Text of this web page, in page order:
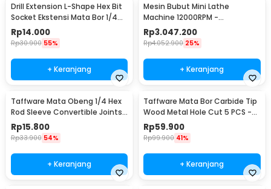
Drill Extension L-Shape Hex Bit
Socket Ekstensi Mata Bor 1/4
Inch - 105
Rp14.000
Rp30.900 55%
+ Keranjang
Mesin Bubut Mini Lathe
Machine 12000RPM -
TZ20002MR
Rp3.047.200
Rp4.052.900 25%
+ Keranjang
Taffware Mata Obeng 1/4 Hex
Rod Sleeve Convertible Joints
8 PCS
Rp15.800
Rp33.900 54%
+ Keranjang
Taffware Mata Bor Carbide Tip
Wood Metal Hole Cut 5 PCS -
EPC-PIT-20P
Rp59.900
Rp99.900 41%
+ Keranjang